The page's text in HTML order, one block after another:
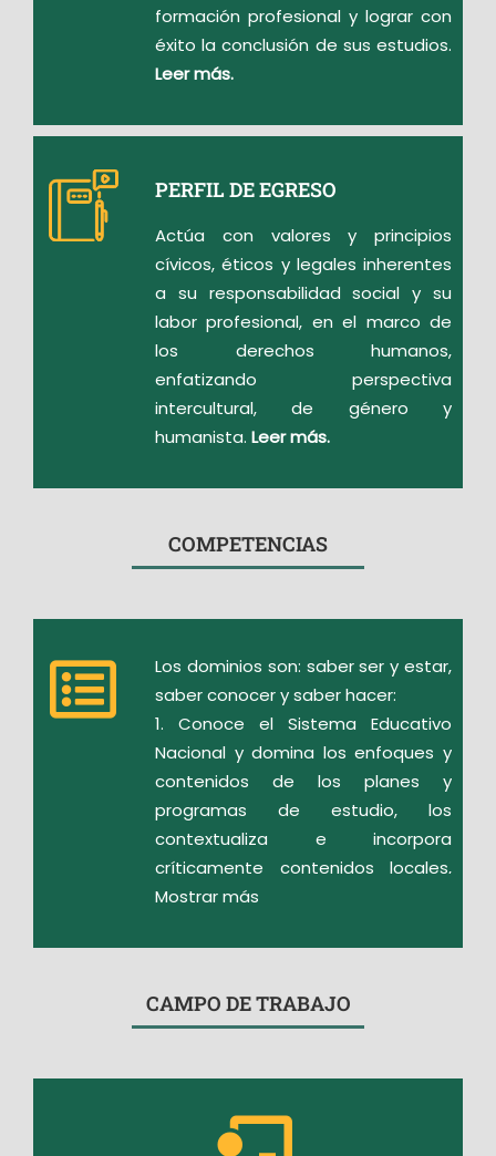
formación profesional y lograr con
éxito la conclusión de sus estudios.
Leer más.
PERFIL DE EGRESO
Actúa con valores y principios
cívicos, éticos y legales inherentes
a su responsabilidad social y su
labor profesional, en el marco de
los derechos humanos,
enfatizando perspectiva
intercultural, de género y
humanista. Leer más.
COMPETENCIAS
Los dominios son: saber ser y estar,
saber conocer y saber hacer:
1. Conoce el Sistema Educativo
Nacional y domina los enfoques y
contenidos de los planes y
programas de estudio, los
contextualiza e incorpora
críticamente contenidos locales,
regionales, nacionales y globales
2. Planifica, desarrolla y evalúa la
diferentes formas de organización
híbridos y a distancia.
Mostrar más
CAMPO DE TRABAJO